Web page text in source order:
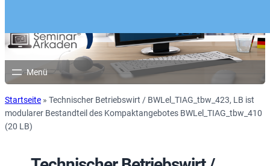
Startseite » Technischer Betriebswirt / BWLel_TIAG_tbw_423, LB ist
modularer Bestandteil des Kompaktangebotes BWLel_TIAG_tbw_410
(20 LB)